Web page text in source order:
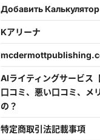
Добавить
Kアリーナ
AIライティングサービス
口コミ、悪い口コミ、メ
の？
特定商取引法記載事項